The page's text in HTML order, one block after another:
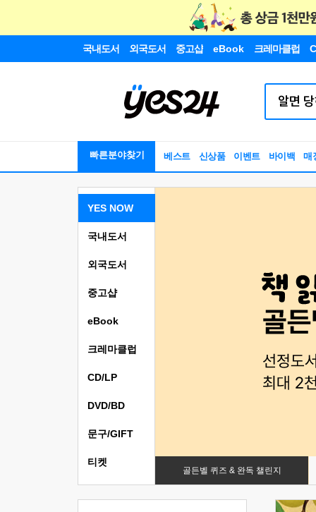
국내도서 외국도서 중고샵 eBook 크레마클럽
빠른분야찾기 베스트 신상품 이벤트 바이백 매
YES NOW
골든벨 퀴즈 & 완독 챌린지
국내도서
외국도서
중고샵
eBook
크레마클럽
CD/LP
DVD/BD
문구/GIFT
티켓